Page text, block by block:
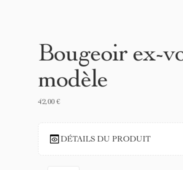
Bougeoir ex-
modèle
42,00 €
DÉTAILS DU PRODUIT